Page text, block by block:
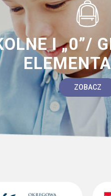
I „0”/
ZOBACZ